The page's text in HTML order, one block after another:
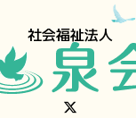
社会福祉法人